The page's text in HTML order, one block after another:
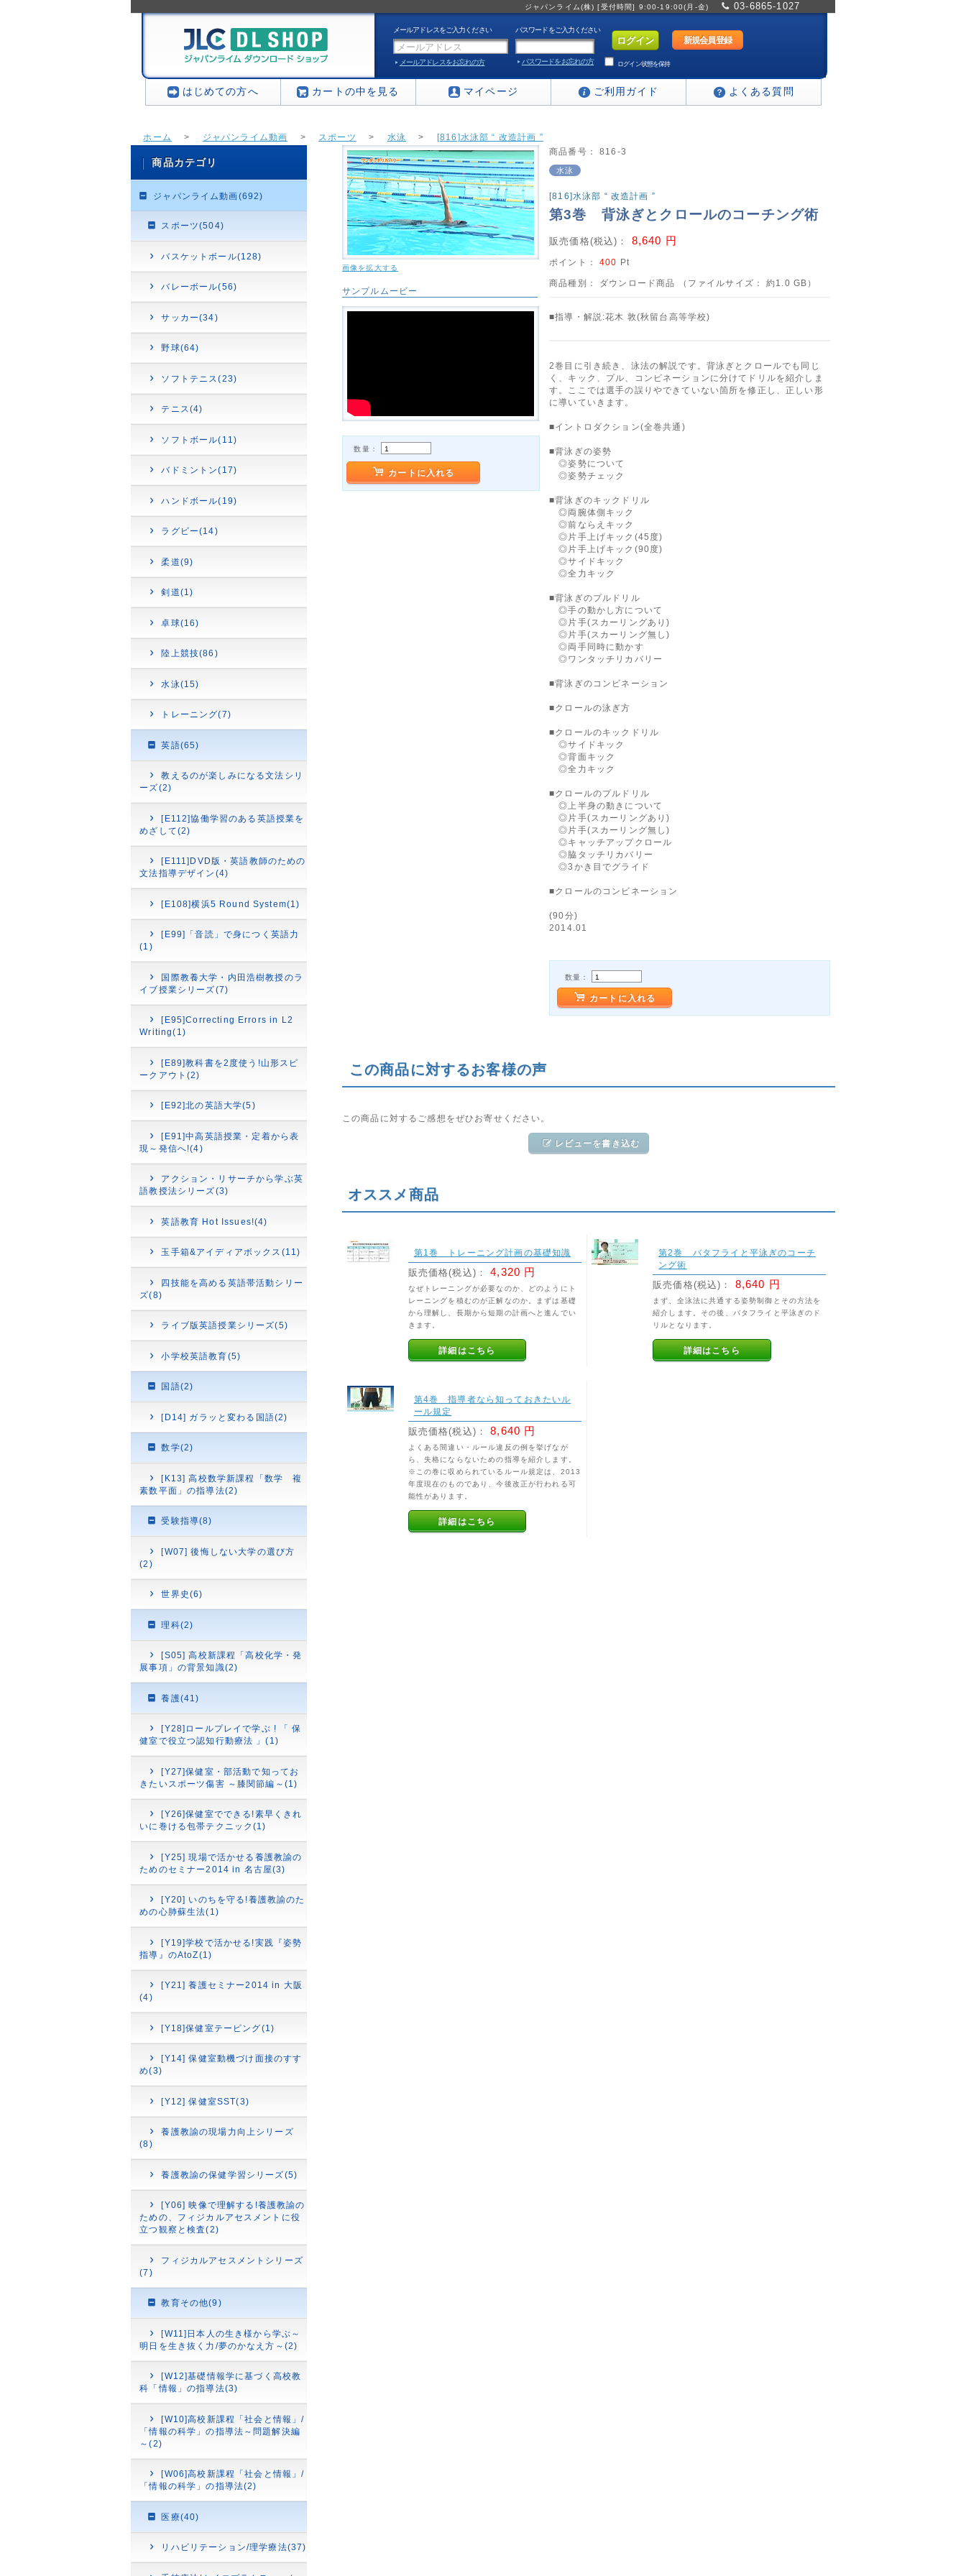
ジャパンライム(株) [受付時間] 9:00-19:00(月-金) 03-6865-1027
メールアドレスをご入力ください パスワードをご入力ください
新規会員登録
メールアドレスをお忘れの方 パスワードをお忘れの方 ログイン状態を保持
はじめての方へ カートの中を見る マイページ ご利用ガイド よくある質問
ホーム > ジャパンライム動画 > スポーツ > 水泳 > [816]水泳部 “ 改造計画 ”
商品カテゴリ
ジャパンライム動画(692)
スポーツ(504)
バスケットボール(128)
バレーボール(56)
サッカー(34)
野球(64)
ソフトテニス(23)
テニス(4)
ソフトボール(11)
バドミントン(17)
ハンドボール(19)
ラグビー(14)
柔道(9)
剣道(1)
卓球(16)
陸上競技(86)
水泳(15)
トレーニング(7)
英語(65)
教えるのが楽しみになる文法シリ
ーズ(2)
[E112]協働学習のある英語授業を
めざして(2)
[E111]DVD版・英語教師のための
文法指導デザイン(4)
[E108]横浜5 Round System(1)
[E99]「音読」で身につく英語力
(1)
国際教養大学・内田浩樹教授のラ
イブ授業シリーズ(7)
[E95]Correcting Errors in L2
Writing(1)
[E89]教科書を2度使う!山形スピ
ークアウト(2)
[E92]北の英語大学(5)
[E91]中高英語授業・定着から表
現～発信へ!(4)
アクション・リサーチから学ぶ英
語教授法シリーズ(3)
英語教育 Hot Issues!(4)
玉手箱&アイディアボックス(11)
四技能を高める英語帯活動シリー
ズ(8)
ライブ版英語授業シリーズ(5)
小学校英語教育(5)
国語(2)
[D14] ガラッと変わる国語(2)
数学(2)
[K13] 高校数学新課程「数学 複
素数平面」の指導法(2)
受験指導(8)
[W07] 後悔しない大学の選び方
(2)
世界史(6)
理科(2)
[S05] 高校新課程「高校化学・発
展事項」の背景知識(2)
養護(41)
[Y28]ロールプレイで学ぶ ! 「 保
健室で役立つ認知行動療法 」(1)
[Y27]保健室・部活動で知ってお
きたいスポーツ傷害 ～膝関節編～(1)
[Y26]保健室でできる!素早くきれ
いに巻ける包帯テクニック(1)
[Y25] 現場で活かせる養護教諭の
ためのセミナー2014 in 名古屋(3)
[Y20] いのちを守る!養護教諭のた
めの心肺蘇生法(1)
[Y19]学校で活かせる!実践『姿勢
指導』のAtoZ(1)
[Y21] 養護セミナー2014 in 大阪
(4)
[Y18]保健室テーピング(1)
[Y14] 保健室動機づけ面接のすす
め(3)
[Y12] 保健室SST(3)
養護教諭の現場力向上シリーズ
(8)
養護教諭の保健学習シリーズ(5)
[Y06] 映像で理解する!養護教諭の
ための、フィジカルアセスメントに役
立つ観察と検査(2)
フィジカルアセスメントシリーズ
(7)
教育その他(9)
[W11]日本人の生き様から学ぶ～
明日を生き抜く力/夢のかなえ方～(2)
[W12]基礎情報学に基づく高校教
科「情報」の指導法(3)
[W10]高校新課程「社会と情報」/
「情報の科学」の指導法～問題解決編
～(2)
[W06]高校新課程「社会と情報」/
「情報の科学」の指導法(2)
医療(40)
リハビリテーション/理学療法(37)
画像を拡大する
サンプルムービー
数量：
カートに入れる
商品番号： 816-3
水泳
[816]水泳部 “ 改造計画 ”
第3巻 背泳ぎとクロールのコーチング術
販売価格(税込)： 8,640 円
ポイント：400 Pt
商品種別： ダウンロード商品 （ファイルサイズ： 約1.0 GB）
■指導・解説:花木 敦(秋留台高等学校)
2巻目に引き続き、泳法の解説です。背泳ぎとクロールでも同じ
く、キック、プル、コンビネーションに分けてドリルを紹介しま
す。ここでは選手の誤りやできていない箇所を修正し、正しい形
に導いていきます。
■イントロダクション(全巻共通)
■背泳ぎの姿勢
◎姿勢について
◎姿勢チェック
■背泳ぎのキックドリル
◎両腕体側キック
◎前ならえキック
◎片手上げキック(45度)
◎片手上げキック(90度)
◎サイドキック
◎全力キック
■背泳ぎのプルドリル
◎手の動かし方について
◎片手(スカーリングあり)
◎片手(スカーリング無し)
◎両手同時に動かす
◎ワンタッチリカバリー
■背泳ぎのコンビネーション
■クロールの泳ぎ方
■クロールのキックドリル
◎サイドキック
◎背面キック
◎全力キック
■クロールのプルドリル
◎上半身の動きについて
◎片手(スカーリングあり)
◎片手(スカーリング無し)
◎キャッチアップクロール
◎脇タッチリカバリー
◎3かき目でグライド
■クロールのコンビネーション
(90分)
2014.01
数量：
カートに入れる
この商品に対するお客様の声
この商品に対するご感想をぜひお寄せください。
レビューを書き込む
オススメ商品
第1巻 トレーニング計画の基礎知識
販売価格(税込)： 4,320 円
なぜトレーニングが必要なのか、どのようにト
レーニングを積むのが正解なのか。まずは基礎
から理解し、長期から短期の計画へと進んでい
きます。
詳細はこちら
第2巻 バタフライと平泳ぎのコーチ
ング術
販売価格(税込)： 8,640 円
まず、全泳法に共通する姿勢制御とその方法を
紹介します。その後、バタフライと平泳ぎのド
リルとなります。
詳細はこちら
第4巻 指導者なら知っておきたいル
ール規定
販売価格(税込)： 8,640 円
よくある間違い・ルール違反の例を挙げなが
ら、失格にならないための指導を紹介します。
※この巻に収められているルール規定は、2013
年度現在のものであり、今後改正が行われる可
能性があります。
詳細はこちら